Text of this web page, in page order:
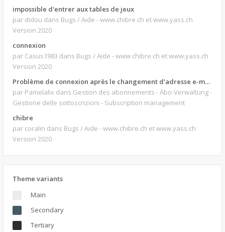
impossible d'entrer aux tables de jeux
par didou dans Bugs / Aide - www.chibre.ch et www.yass.ch
Version 2020
connexion
par Casus1983 dans Bugs / Aide - www.chibre.ch et www.yass.ch
Version 2020
Problème de connexion après le changement d'adresse e-mail.
par Pamelalix dans Gestion des abonnements - Abo-Verwaltung -
Gestione delle sottoscrizioni - Subscription management
chibre
par coralin dans Bugs / Aide - www.chibre.ch et www.yass.ch
Version 2020
Theme variants
Main
Secondary
Tertiary